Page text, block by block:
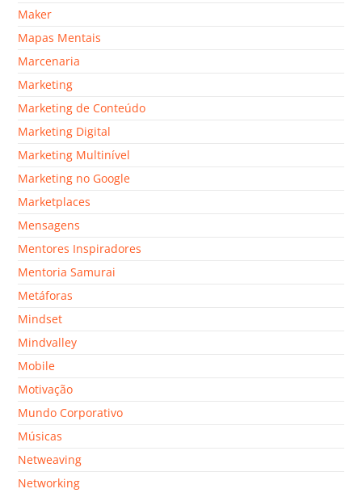
Maker
Mapas Mentais
Marcenaria
Marketing
Marketing de Conteúdo
Marketing Digital
Marketing Multinível
Marketing no Google
Marketplaces
Mensagens
Mentores Inspiradores
Mentoria Samurai
Metáforas
Mindset
Mindvalley
Mobile
Motivação
Mundo Corporativo
Músicas
Netweaving
Networking